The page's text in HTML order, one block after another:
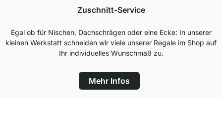
Zuschnitt-Service
Egal ob für Nischen, Dachschrägen oder eine Ecke: In unserer
kleinen Werkstatt schneiden wir viele unserer Regale im Shop auf
Ihr individuelles Wunschmaß zu.
Mehr Infos